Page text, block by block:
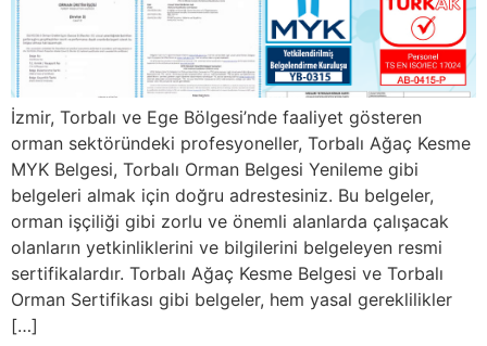
İzmir, Torbalı ve Ege Bölgesi’nde faaliyet gösteren
orman sektöründeki profesyoneller, Torbalı Ağaç Kesme
MYK Belgesi, Torbalı Orman Belgesi Yenileme gibi
belgeleri almak için doğru adrestesiniz. Bu belgeler,
orman işçiliği gibi zorlu ve önemli alanlarda çalışacak
olanların yetkinliklerini ve bilgilerini belgeleyen resmi
sertifikalardır. Torbalı Ağaç Kesme Belgesi ve Torbalı
Orman Sertifikası gibi belgeler, hem yasal gereklilikler
[…]